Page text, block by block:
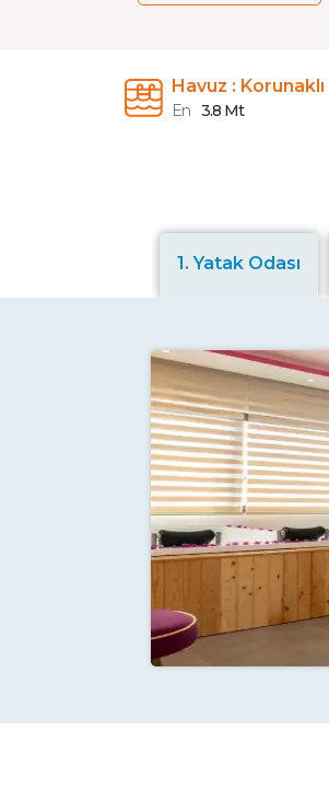
Havuz :
En 3.8 Mt
1. Yatak Odası